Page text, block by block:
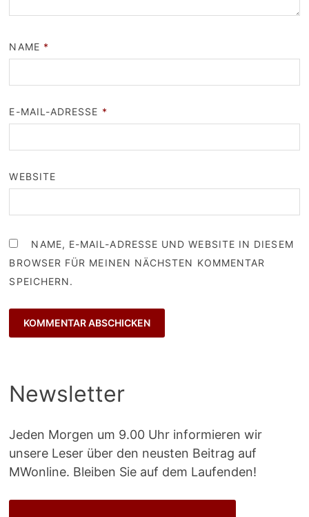
NAME *
E-MAIL-ADRESSE *
WEBSITE
NAME, E-MAIL-ADRESSE UND WEBSITE IN DIESEM
BROWSER FÜR MEINEN NÄCHSTEN KOMMENTAR
SPEICHERN.
Newsletter
Jeden Morgen um 9.00 Uhr informieren wir
unsere Leser über den neusten Beitrag auf
MWonline. Bleiben Sie auf dem Laufenden!